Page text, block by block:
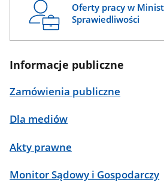
Oferty pracy w
Sprawiedliwości
Informacje publiczne
Zamówienia publiczne
Dla mediów
Akty prawne
Monitor Sądowy i Gospodarczy